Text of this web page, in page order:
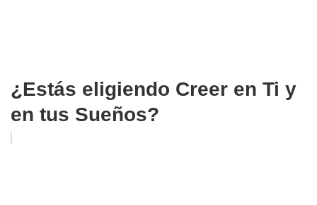
¿Estás eligiendo Creer en Ti y
en tus Sueños?